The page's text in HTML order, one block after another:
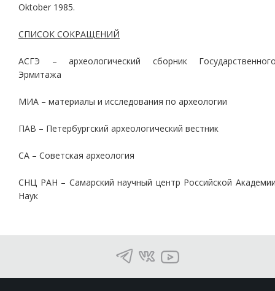
Oktober 1985.
СПИСОК СОКРАЩЕНИЙ
АСГЭ – археологический сборник
Эрмитажа
МИА – материалы и исследования по археологии
ПАВ – Петербургский археологический вестник
СА – Советская археология
СНЦ РАН – Самарский научный центр Российской
Наук